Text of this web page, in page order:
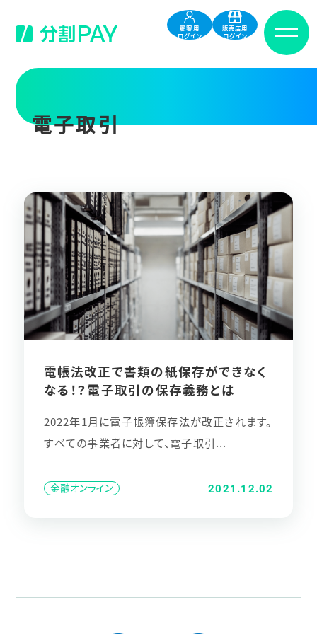
顧客用
ログイン
販売店用
ログイン
電子取引
電帳法改正で書類の紙保存ができなく
なる！？電子取引の保存義務とは
2022年1月に電子帳簿保存法が改正されます。
すべての事業者に対して、電子取引...
金融オンライン 2021.12.02